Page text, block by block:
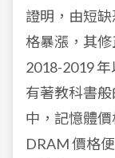
證明，由短
格暴漲，其
2018-2019
有著教科書
中，記憶體
DRAM 價格